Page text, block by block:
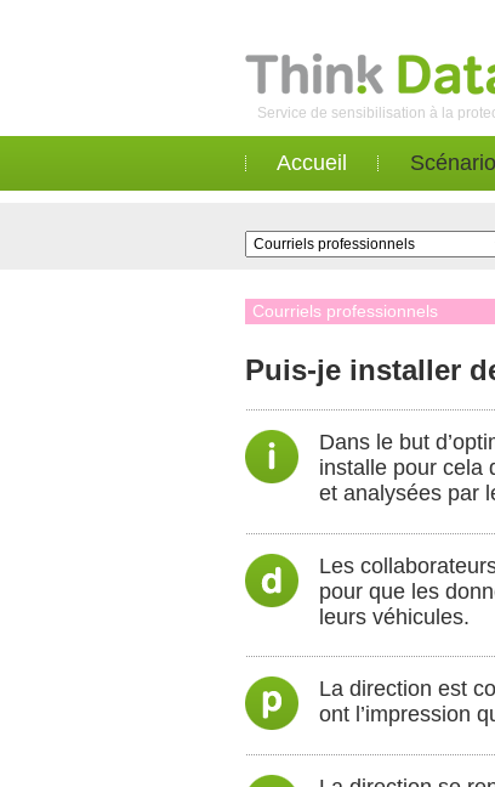
Service de sensibilisation à la
Accueil
Courriels professionnels
Puis-je installer
Dans le but
installe pour cela
et analysées par
Les
pour que les
leurs véhicules.
La direction est
ont l’impression